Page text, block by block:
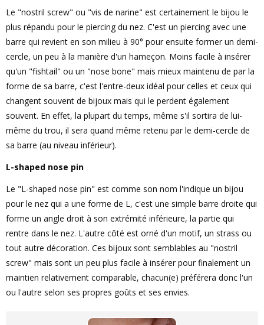
Le "nostril screw" ou "vis de narine" est certainement le bijou le
plus répandu pour le piercing du nez. C'est un piercing avec une
barre qui revient en son milieu à 90° pour ensuite former un demi-
cercle, un peu à la manière d'un hameçon. Moins facile à insérer
qu'un "fishtail" ou un "nose bone" mais mieux maintenu de par la
forme de sa barre, c'est l'entre-deux idéal pour celles et ceux qui
changent souvent de bijoux mais qui le perdent également
souvent. En effet, la plupart du temps, même s'il sortira de lui-
même du trou, il sera quand même retenu par le demi-cercle de
sa barre (au niveau inférieur).
L-shaped nose pin
Le "L-shaped nose pin" est comme son nom l'indique un bijou
pour le nez qui a une forme de L, c'est une simple barre droite qui
forme un angle droit à son extrémité inférieure, la partie qui
rentre dans le nez. L'autre côté est orné d'un motif, un strass ou
tout autre décoration. Ces bijoux sont semblables au "nostril
screw" mais sont un peu plus facile à insérer pour finalement un
maintien relativement comparable, chacun(e) préférera donc l'un
ou l'autre selon ses propres goûts et ses envies.